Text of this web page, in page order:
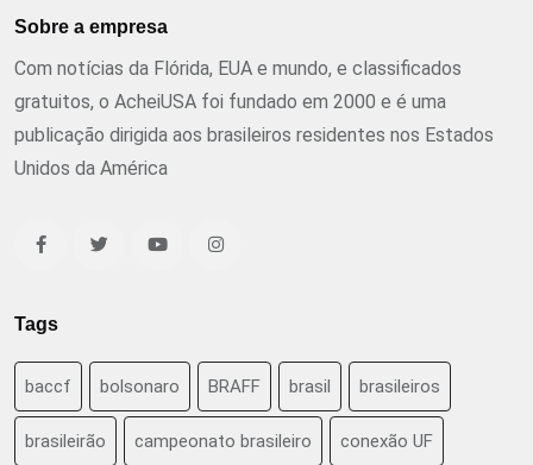
Sobre a empresa
Com notícias da Flórida, EUA e mundo, e classificados
gratuitos, o AcheiUSA foi fundado em 2000 e é uma
publicação dirigida aos brasileiros residentes nos Estados
Unidos da América
Tags
baccf bolsonaro BRAFF brasil brasileiros
brasileirão campeonato brasileiro conexão UF